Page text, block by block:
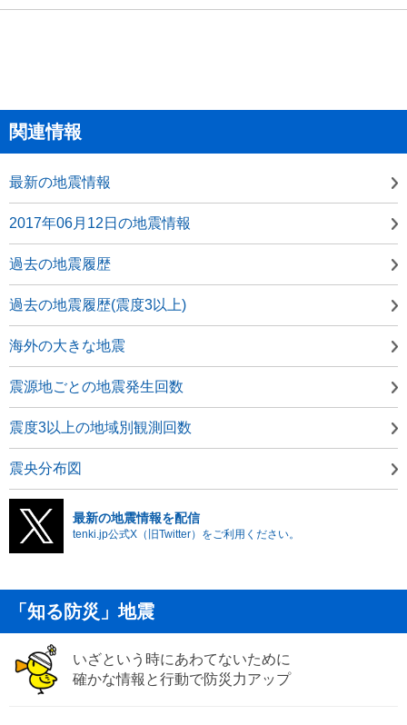
関連情報
最新の地震情報
2017年06月12日の地震情報
過去の地震履歴
過去の地震履歴(震度3以上)
海外の大きな地震
震源地ごとの地震発生回数
震度3以上の地域別観測回数
震央分布図
最新の地震情報を配信
tenki.jp公式X（旧Twitter）をご利用ください。
「知る防災」地震
いざという時にあわてないために
確かな情報と行動で防災力アップ